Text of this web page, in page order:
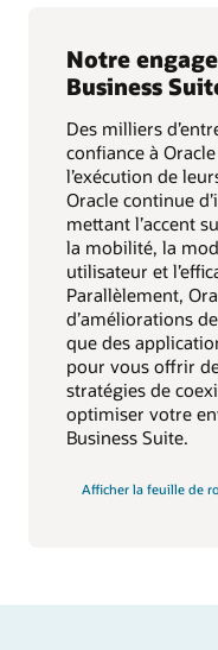
Notre
Business
Des milliers
confiance à
l’exécution de
Oracle continue
mettant l’accent
la mobilité, la
utilisateur et
Parallèlement,
d’améliorations
que des
pour vous offrir
stratégies de
optimiser votre
Business Suite.
Afficher la feuille de